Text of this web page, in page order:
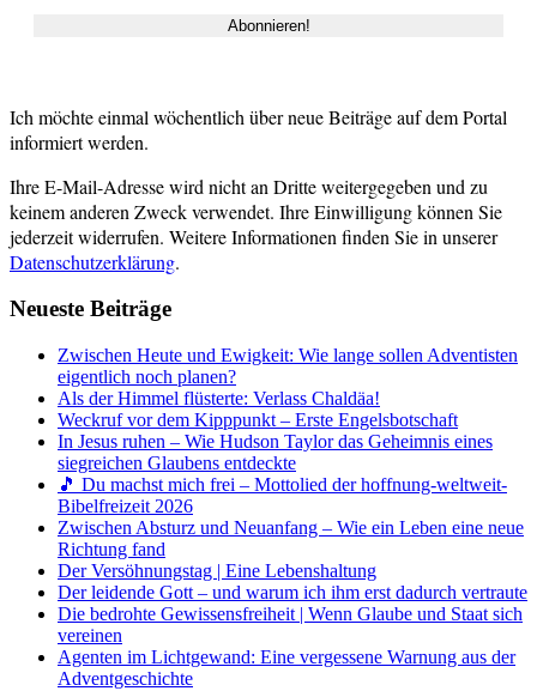
Ich möchte einmal wöchentlich über neue Beiträge auf dem Portal
informiert werden.
Ihre E-Mail-Adresse wird nicht an Dritte weitergegeben und zu
keinem anderen Zweck verwendet. Ihre Einwilligung können Sie
jederzeit widerrufen. Weitere Informationen finden Sie in unserer
Datenschutzerklärung.
Neueste Beiträge
Zwischen Heute und Ewigkeit: Wie lange sollen Adventisten
eigentlich noch planen?
Als der Himmel flüsterte: Verlass Chaldäa!
Weckruf vor dem Kipppunkt – Erste Engelsbotschaft
In Jesus ruhen – Wie Hudson Taylor das Geheimnis eines
siegreichen Glaubens entdeckte
🎵 Du machst mich frei – Mottolied der hoffnung-weltweit-
Bibelfreizeit 2026
Zwischen Absturz und Neuanfang – Wie ein Leben eine neue
Richtung fand
Der Versöhnungstag | Eine Lebenshaltung
Der leidende Gott – und warum ich ihm erst dadurch vertraute
Die bedrohte Gewissensfreiheit | Wenn Glaube und Staat sich
vereinen
Agenten im Lichtgewand: Eine vergessene Warnung aus der
Adventgeschichte